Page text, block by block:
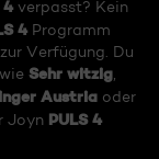
4 verpasst? Kein
4 Programm
Verfügung. Du
Sehr witzig
Austria oder
Joyn PULS 4